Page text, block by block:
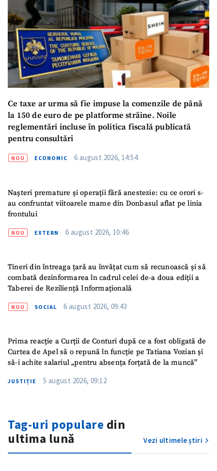
Ce taxe ar urma să fie impuse la comenzile de până
la 150 de euro de pe platforme străine. Noile
reglementări incluse în politica fiscală publicată
pentru consultări
NOU ECONOMIC 6 august 2026, 14:54
Nașteri premature și operații fără anestezie: cu ce orori s-
au confruntat viitoarele mame din Donbasul aflat pe linia
frontului
NOU EXTERN 6 august 2026, 10:46
Tineri din întreaga țară au învățat cum să recunoască și să
combată dezinformarea în cadrul celei de-a doua ediții a
Taberei de Reziliență Informațională
NOU SOCIAL 6 august 2026, 09:43
Prima reacție a Curții de Conturi după ce a fost obligată de
Curtea de Apel să o repună în funcție pe Tatiana Vozian și
să-i achite salariul „pentru absența forțată de la muncă”
JUSTIȚIE 5 august 2026, 09:12
Tag-uri populare din
ultima lună
Vezi ultimele știri
Sursă anonimă
Nume+ Numele meu
Email+ Emailul meu
Am citit și sunt de
acord cupolitica de
confidențialitate
TRIMITE ȘTIREA